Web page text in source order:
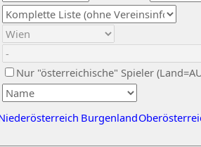
Nur "österreichische" Spieler
Burgenland